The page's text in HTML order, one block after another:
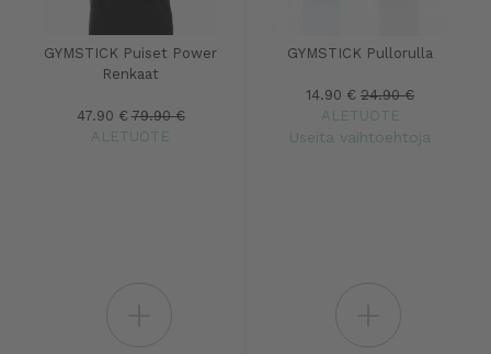
GYMSTICK Puiset Power
Renkaat
47.90 € 79.90 €
ALETUOTE
GYMSTICK Pullorulla
14.90 € 24.90 €
ALETUOTE
Useita vaihtoehtoja